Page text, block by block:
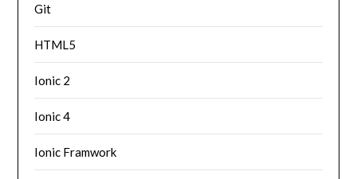
Git
HTML5
Ionic 2
Ionic 4
Ionic Framwork